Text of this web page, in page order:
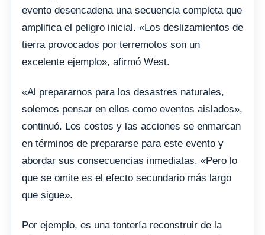
evento desencadena una secuencia completa que
amplifica el peligro inicial. «Los deslizamientos de
tierra provocados por terremotos son un
excelente ejemplo», afirmó West.
«Al prepararnos para los desastres naturales,
solemos pensar en ellos como eventos aislados»,
continuó. Los costos y las acciones se enmarcan
en términos de prepararse para este evento y
abordar sus consecuencias inmediatas. «Pero lo
que se omite es el efecto secundario más largo
que sigue».
Por ejemplo, es una tontería reconstruir de la